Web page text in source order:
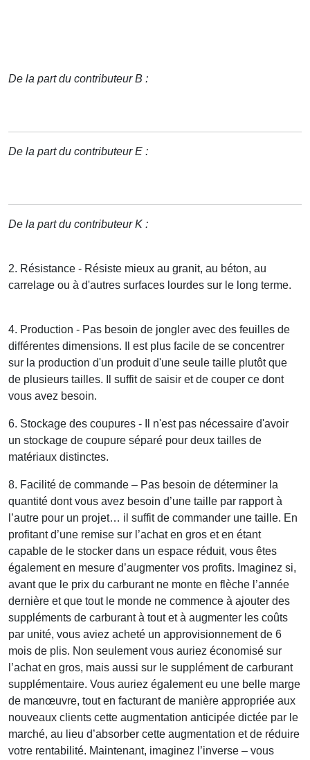
De la part du contributeur B :
De la part du contributeur E :
De la part du contributeur K :
2. Résistance - Résiste mieux au granit, au béton, au
carrelage ou à d'autres surfaces lourdes sur le long terme.
4. Production - Pas besoin de jongler avec des feuilles de
différentes dimensions. Il est plus facile de se concentrer
sur la production d'un produit d'une seule taille plutôt que
de plusieurs tailles. Il suffit de saisir et de couper ce dont
vous avez besoin.
6. Stockage des coupures - Il n'est pas nécessaire d'avoir
un stockage de coupure séparé pour deux tailles de
matériaux distinctes.
8. Facilité de commande – Pas besoin de déterminer la
quantité dont vous avez besoin d’une taille par rapport à
l’autre pour un projet… il suffit de commander une taille. En
profitant d’une remise sur l’achat en gros et en étant
capable de le stocker dans un espace réduit, vous êtes
également en mesure d’augmenter vos profits. Imaginez si,
avant que le prix du carburant ne monte en flèche l’année
dernière et que tout le monde ne commence à ajouter des
suppléments de carburant à tout et à augmenter les coûts
par unité, vous aviez acheté un approvisionnement de 6
mois de plis. Non seulement vous auriez économisé sur
l’achat en gros, mais aussi sur le supplément de carburant
supplémentaire. Vous auriez également eu une belle marge
de manœuvre, tout en facturant de manière appropriée aux
nouveaux clients cette augmentation anticipée dictée par le
marché, au lieu d’absorber cette augmentation et de réduire
votre rentabilité. Maintenant, imaginez l’inverse – vous